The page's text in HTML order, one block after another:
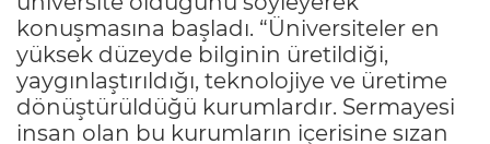
konuşmasına başladı. “Üniversiteler en
yüksek düzeyde bilginin üretildiği,
yaygınlaştırıldığı, teknolojiye ve üretime
dönüştürüldüğü kurumlardır. Sermayesi
insan olan bu kurumların içerisine sızan